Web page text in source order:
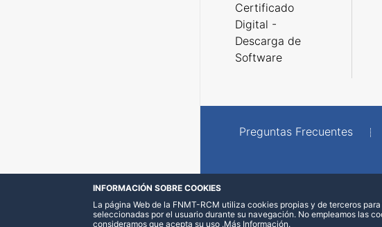
Certificado
Digital -
Descarga de
Software
Preguntas Frecuentes
INFORMACIÓN SOBRE COOKIES
La página Web de la FNMT-RCM utiliza cookies propias y de terceros
seleccionadas por el usuario durante su navegación. No empleamos las
consideramos que acepta su uso .Más Información.